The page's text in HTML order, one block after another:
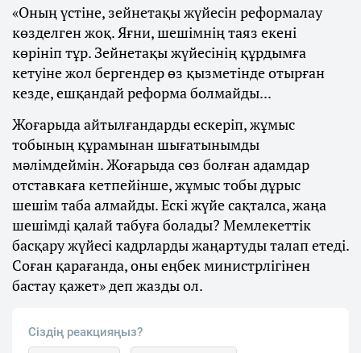
«Оның үстіне, зейнетақы жүйесін реформалау
көзделген жоқ. Яғни, шешімнің таяз екені
көрініп тұр. Зейнетақы жүйесінің құрдымға
кетуіне жол бергендер өз қызметінде отырған
кезде, ешқандай реформа болмайды...
Жоғарыда айтылғандарды ескеріп, жұмыс
тобының құрамынан шығатынымды
мәлімдеймін. Жоғарыда сөз болған адамдар
отставкаға кетпейінше, жұмыс тобы дұрыс
шешім таба алмайды. Ескі жүйе сақталса, жаңа
шешімді қалай табуға болады? Мемлекеттік
басқару жүйесі кадрларды жаңартуды талап етеді.
Соған қарағанда, оны еңбек министрлігінен
бастау қажет» деп жазды ол.
Сіздің реакцияңыз?